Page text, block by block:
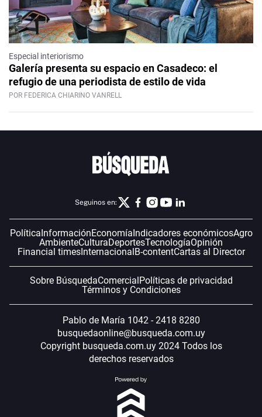
Especial interiorismo
Galería presenta su espacio en Casadeco: el
refugio de una periodista de estilo de vida
POR FEDERICA CHIARINO VANRELL
Seguinos en:
PolíticaInformaciónEconomíaIndicadores económicosAgro
AmbienteCulturaDeportesTecnologíaOpinión
Financial timesInternacionalB-contentCartas al Director
Sobre BúsquedaComercialPolíticas de privacidad
Términos y Condiciones
Pablo de María 1042 - 2418 8280
busquedaonline@busqueda.com.uy
Copyright busqueda.com.uy 2024 Todos los
derechos reservados